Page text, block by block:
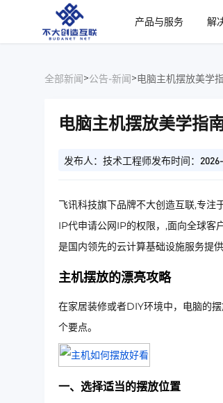
产品与服务
解
全部新闻>公告-新闻>电脑主机摆放美学
电脑主机摆放美学指
发布人：技术工程师发布时间：
飞讯科技旗下品牌不大创造互联,专注
IP代申请公网IP的权限，,面向全球客
是国内领先的云计算基础设施服务提供
主机摆放的漂亮攻略
在家居装修或者DIY环境中，电脑的
个要点。
一、选择适当的摆放位置